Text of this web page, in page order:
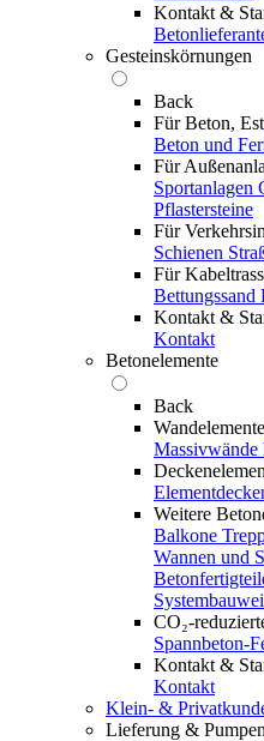
Kontakt &
Gesteinskörnungen
Back
Für Beton,
Beton und
Für
Sportanlagen
Pflastersteine
Für
Schienen
Für
Bettungssand
Kontakt &
Kontakt
Betonelemente
Back
Wandelemente
Massivwände
Weitere
Balkone
Wannen und
CO₂-
Spannbeton-
Kontakt &
Kontakt
Klein- &
Lieferung &